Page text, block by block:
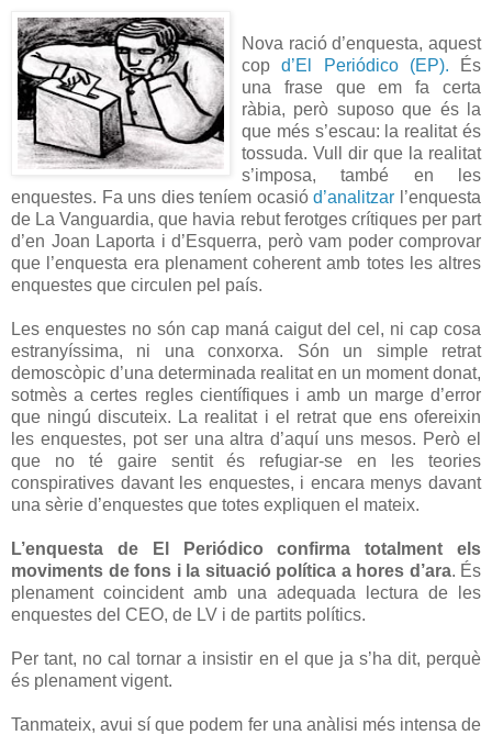
Nova ració d’enquesta, aquest
copd’El Periódico (EP).
És
una frase que em fa certa
ràbia, però suposo que és la
que més s’escau: la realitat és
tossuda. Vull dir que la realitat
s’imposa, també en les
enquestes. Fa uns dies teníem ocasiód’analitzar l’enquesta
de La Vanguardia, que havia rebut ferotges crítiques per part
d’en Joan Laporta i d’Esquerra, però vam poder comprovar
que l’enquesta era plenament coherent amb totes les altres
enquestes que circulen pel país.
Les enquestes no són cap maná caigut del cel, ni cap cosa
estranyíssima, ni una conxorxa. Són un simple retrat
demoscòpic d’una determinada realitat en un moment donat,
sotmès a certes regles científiques i amb un marge d’error
que ningú discuteix. La realitat i el retrat que ens ofereixin
les enquestes, pot ser una altra d’aquí uns mesos. Però el
que no té gaire sentit és refugiar-se en les teories
conspiratives davant les enquestes, i encara menys davant
una sèrie d’enquestes que totes expliquen el mateix.
L’enquesta de El Periódico confirma totalment els
moviments de fons i la situació política a hores d’ara. És
plenament coincident amb una adequada lectura de les
enquestes del CEO, de LV i de partits polítics.
Per tant, no cal tornar a insistir en el que ja s’ha dit, perquè
és plenament vigent.
Tanmateix, avui sí que podem fer una anàlisi més intensa de